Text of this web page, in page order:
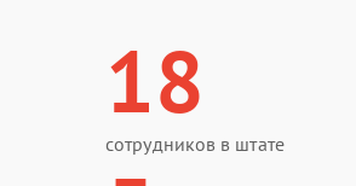
18
сотрудников в штате